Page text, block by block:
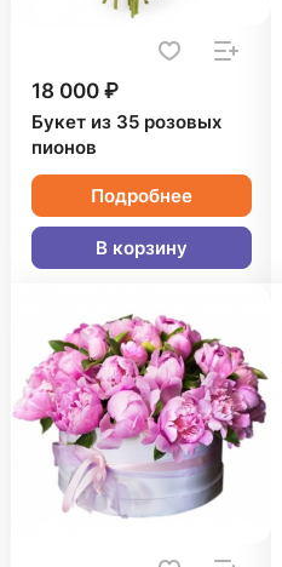
18 000 ₽
Букет из 35 розовых
пионов
Подробнее
В корзину